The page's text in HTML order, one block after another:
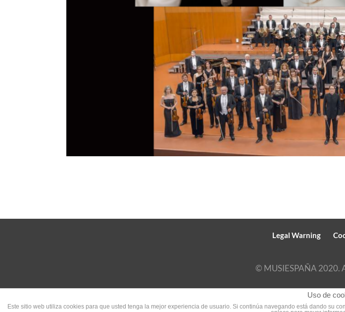
Legal Warning
© MUSIESPAÑA 2020.
Uso de
Este sitio web utiliza cookies para que usted tenga la mejor experiencia de usuario. Si continúa navegando está dando su